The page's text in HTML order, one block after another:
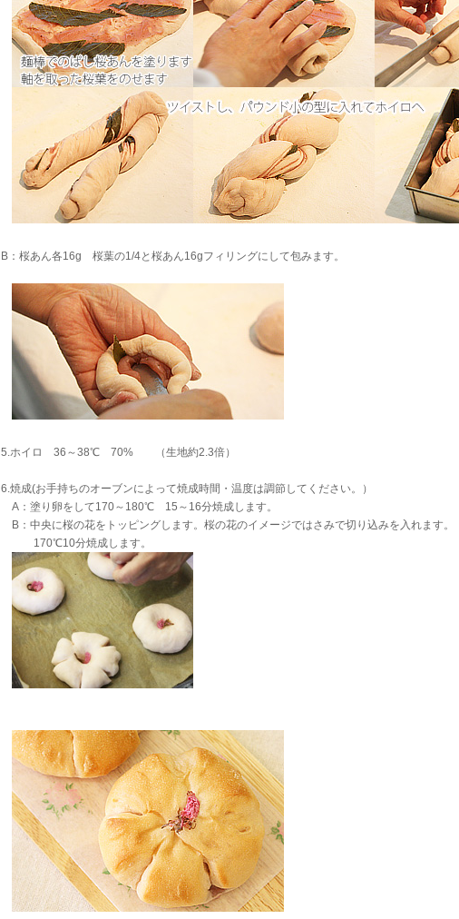
B：桜あん各16g 桜葉の1/4と桜あん16gフィリングにして包みます。
5.ホイロ 36～38℃ 70% （生地約2.3倍）
6.焼成(お手持ちのオーブンによって焼成時間・温度は調節してください。）
A：塗り卵をして170～180℃ 15～16分焼成します。
B：中央に桜の花をトッピングします。桜の花のイメージではさみで切り込みを入れます。
170℃10分焼成します。